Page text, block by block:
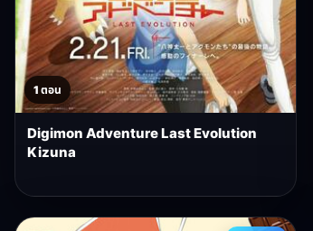
1 ตอน
Digimon Adventure Last Evolution
Kizuna